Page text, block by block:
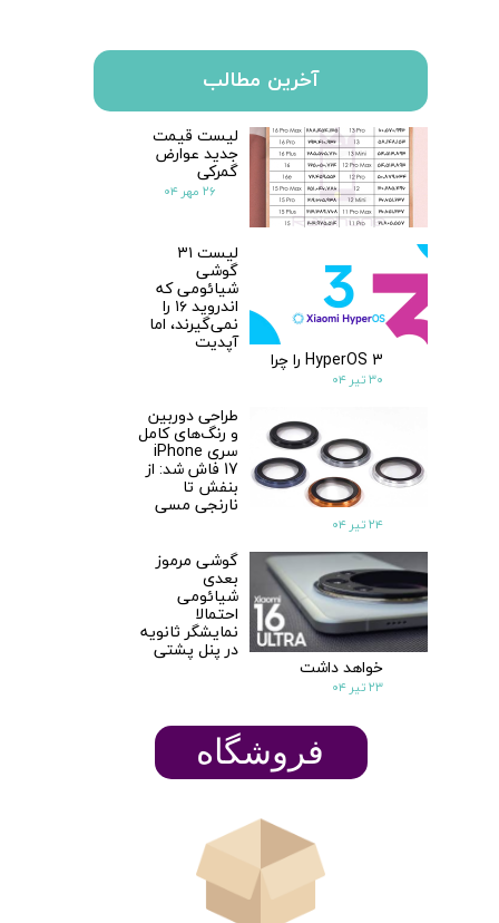
★
​​​​فروشگاه
آخرین مطالب
لیست قیمت
جدید عوارض
گمرکی
۲۶ مهر ۰۴
لیست ۳۱
گوشی
شیائومی که
اندروید ۱۶ را
نمی‌گیرند، اما
آپدیت
HyperOS 3 را چرا
۳۰ تیر ۰۴
طراحی دوربین
و رنگ‌های کامل
سری iPhone
17 فاش شد: از
بنفش تا
نارنجی مسی
۲۴ تیر ۰۴
گوشی مرموز
بعدی
شیائومی
احتمالا
نمایشگر ثانویه
در پنل پشتی
خواهد داشت
۲۳ تیر ۰۴